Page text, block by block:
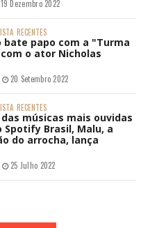
19 Dezembro 2022
RECENTES
bate papo com a "Turma
o ator Nicholas
20 Setembro 2022
RECENTES
músicas mais ouvidas
Spotify Brasil, Malu, a
do arrocha, lança
25 Julho 2022